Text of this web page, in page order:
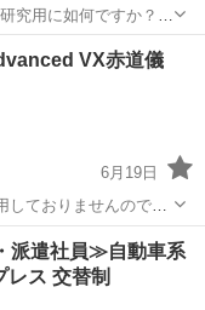
究用に如何ですか？
微鏡
VX赤道儀
6月19日
しておりませんので、
。 気になる点あれば気
セレストロン
派遣社員≫自動車系
レス 交替制